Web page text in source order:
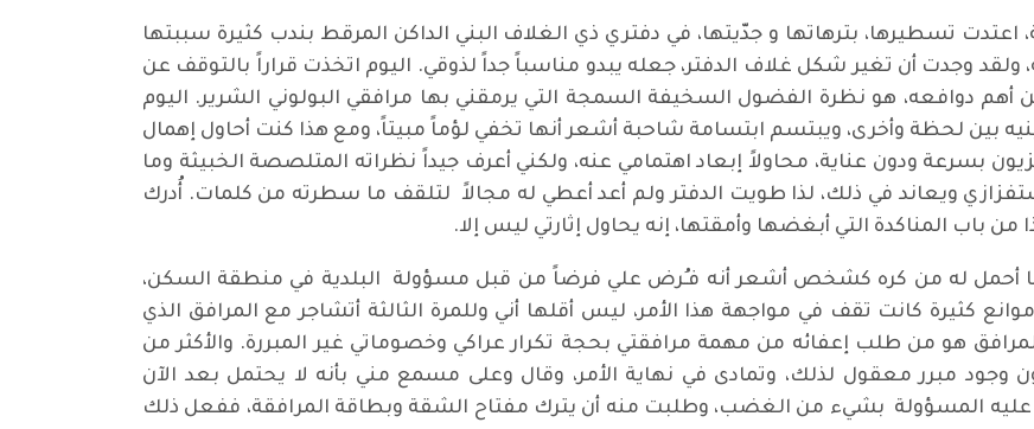
تسطيرها، بترهاتها و جدّيتها، في دفتري ذي الغلاف البني الداكن المرقط بندب كثيرة سببتها
ولقد وجدت أن تغير شكل غلاف الدفتر، جعله يبدو مناسباً جداً لذوقي. اليوم اتخذت قراراً بالتوقف عن
من أهم دوافعه، هو نظرة الفضول السخيفة السمجة التي يرمقني بها مرافقي البولوني الشرير. اليوم
بين لحظة وأخرى، ويبتسم ابتسامة شاحبة أشعر أنها تخفي لؤماً مبيتاً، ومع هذا كنت أحاول إهمال
بسرعة ودون عناية، محاولاً إبعاد اهتمامي عنه، ولكني أعرف جيداً نظراته المتلصصة الخبيثة وما
ويعاند في ذلك، لذا طويت الدفتر ولم أعد أعطي له مجالاً لتلقف ما سطرته من كلمات. أُدرك
باب المناكدة التي أبغضها وأمقتها، إنه يحاول إثارتي ليس إلا.
أحمل له من كره كشخص أشعر أنه فـُرض علي فرضاً من قبل مسؤولة البلدية في منطقة السكن،
كثيرة كانت تقف في مواجهة هذا الأمر، ليس أقلها أني وللمرة الثالثة أتشاجر مع المرافق الذي
هو من طلب إعفائه من مهمة مرافقتي بحجة تكرار عراكي وخصوماتي غير المبررة. والأكثر من
مبرر معقول لذلك، وتمادى في نهاية الأمر، وقال وعلى مسمع مني بأنه لا يحتمل بعد الآن
المسؤولة بشيء من الغضب، وطلبت منه أن يترك مفتاح الشقة وبطاقة المرافقة، ففعل ذلك